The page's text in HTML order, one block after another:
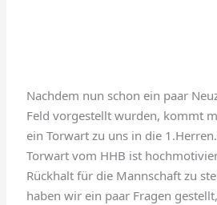
Nachdem nun schon ein paar
Feld vorgestellt wurden, kommt
ein Torwart zu uns in die
Torwart vom HHB ist
Rückhalt für die Mannschaft zu
haben wir ein paar Fragen